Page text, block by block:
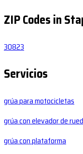
ZIP Codes in
30823
Servicios
grúa para motocicletas
grúa con elevador de
grúa con plataforma